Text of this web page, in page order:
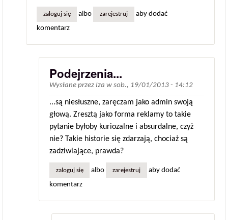
zaloguj się albo zarejestruj
aby dodać
komentarz
Podejrzenia...
Wysłane przez Iza w sob., 19/01/2013 - 14:12
...są niesłuszne, zaręczam jako admin swoją
głową. Zresztą jako forma reklamy to takie
pytanie byłoby kuriozalne i absurdalne, czyż
nie? Takie historie się zdarzają, chociaż są
zadziwiające, prawda?
zaloguj się albo zarejestruj
aby dodać
komentarz